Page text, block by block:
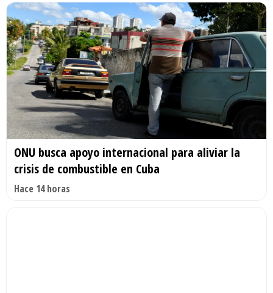
ONU busca apoyo internacional para aliviar la
crisis de combustible en Cuba
Hace 14 horas